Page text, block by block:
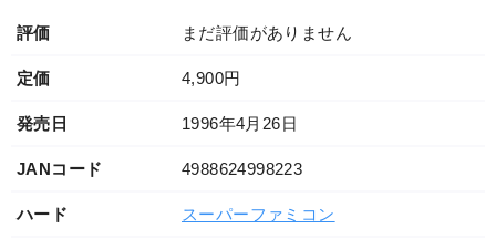
評価 まだ評価がありません
定価 4,900円
発売日 1996年4月26日
JANコード 4988624998223
ハード スーパーファミコン